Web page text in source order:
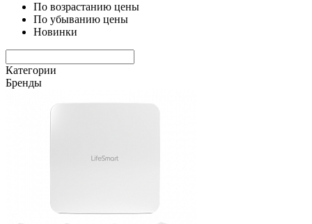
По возрастанию цены
По убыванию цены
Новинки
Категории
Бренды